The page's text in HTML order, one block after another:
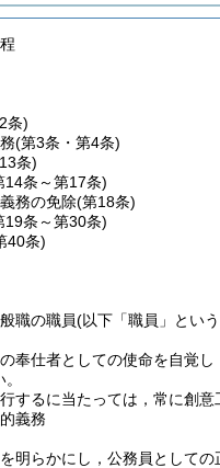
条)
(第3条・第4条)
条)
14条～第17条)
務の免除(第18条)
19条～第30条)
40条)
職の職員(以下「職員」とい
奉仕者としての使命を自覚
するに当たっては，常に創
義務
明らかにし，公務員として